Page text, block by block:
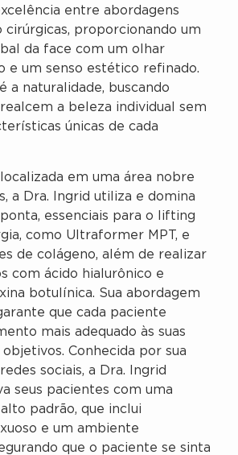
entre abordagens
cirúrgicas, proporcionando um
da face com um olhar
e um senso estético refinado.
a naturalidade, buscando
a beleza individual sem
únicas de cada
em uma área nobre
a Dra. Ingrid utiliza e domina
essenciais para o lifting
como Ultraformer MPT, e
de colágeno, além de realizar
com ácido hialurônico e
botulínica. Sua abordagem
que cada paciente
mais adequado às suas
objetivos. Conhecida por sua
sociais, a Dra. Ingrid
seus pacientes com uma
padrão, que inclui
e um ambiente
que o paciente se sinta